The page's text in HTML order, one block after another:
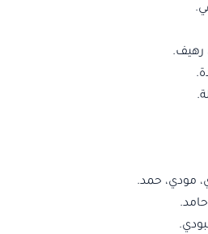
رهيف.
مودي، حمد.